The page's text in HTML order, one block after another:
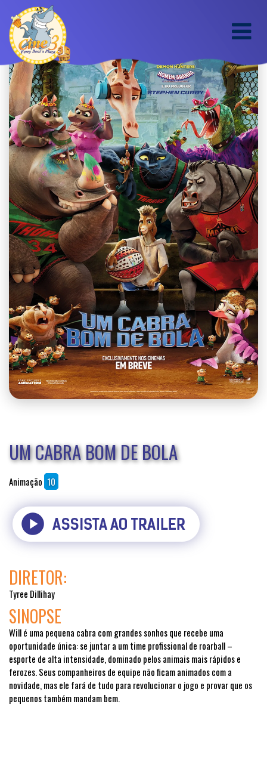
UM CABRA BOM DE BOLA
Animação 10
DIRETOR:
Tyree Dillihay
SINOPSE
Will é uma pequena cabra com grandes sonhos que recebe uma
oportunidade única: se juntar a um time profissional de roarball –
esporte de alta intensidade, dominado pelos animais mais rápidos e
ferozes. Seus companheiros de equipe não ficam animados com a
novidade, mas ele fará de tudo para revolucionar o jogo e provar que os
pequenos também mandam bem.